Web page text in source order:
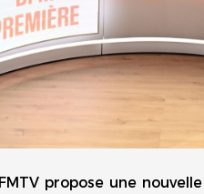
propose une